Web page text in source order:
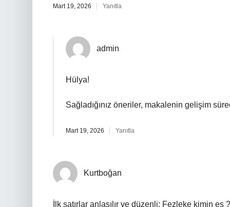
Mart 19, 2026 Yanıtla
admin
Hülya!
Sağladığınız öneriler, makalenin gelişim
Mart 19, 2026 Yanıtla
Kurtboğan
İlk satırlar anlaşılır ve düzenli; Fezleke kimin